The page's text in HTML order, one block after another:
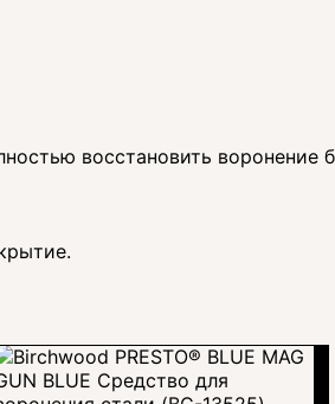
восстановить воронение